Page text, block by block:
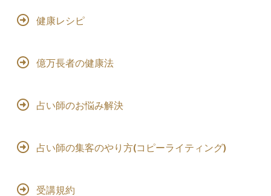
健康レシピ
億万長者の健康法
占い師のお悩み解決
占い師の集客のやり方(コピーライティング)
受講規約